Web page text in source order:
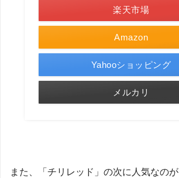
Amazon
楽天市場
Yahooショッピング
メルカリ
また、「チリレッド」の次に人気なのが